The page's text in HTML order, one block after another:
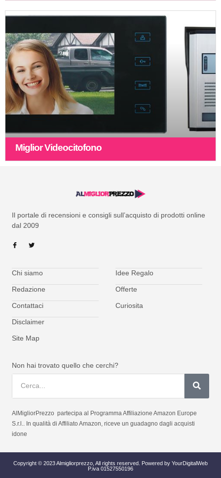
Miglior Videocitofono
Il portale di recensioni e consigli sull’acquisto di prodotti online
dal 2009
Chi siamo
Redazione
Contattaci
Disclaimer
Site Map
Idee Regalo
Offerte
Curiosita
Non hai trovato quello che cerchi?
AlMigliorPrezzo partecipa al Programma Affiliazione Amazon Europe
S.r.l.. In qualità di Affiliato Amazon, riceve un guadagno dagli acquisti
idone
Copyright © 2023 Almigliorprezzo, All rights reserved. Powered by YourDigitalWeb
P.iva 01527550196